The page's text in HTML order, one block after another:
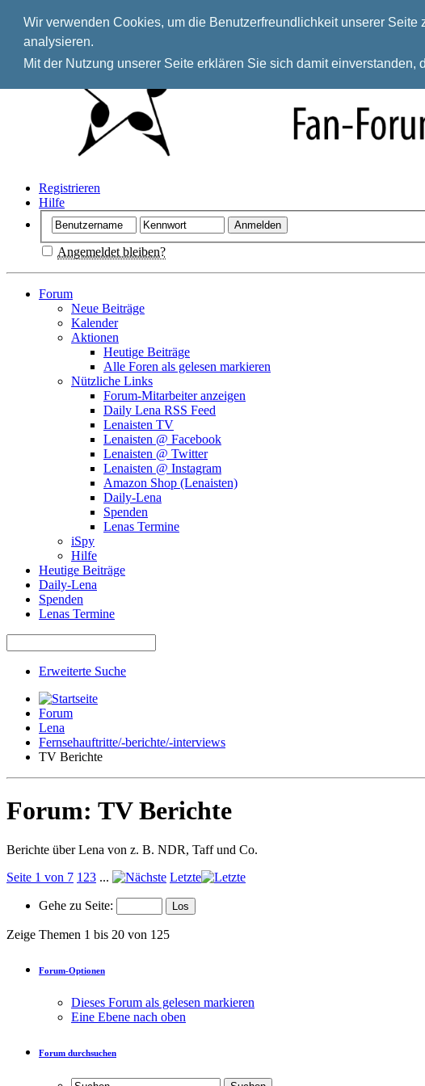
Wir verwenden Cookies, um die Benutzerfreundlichkeit unserer
analysieren.
Mit der Nutzung unserer Seite erklären Sie sich damit einverstanden,
Registrieren
Hilfe
Angemeldet bleiben?
Forum
Neue Beiträge
Kalender
Aktionen
Heutige Beiträge
Alle Foren als gelesen markieren
Nützliche Links
Forum-Mitarbeiter anzeigen
Daily Lena RSS Feed
Lenaisten TV
Lenaisten @ Facebook
Lenaisten @ Twitter
Lenaisten @ Instagram
Amazon Shop (Lenaisten)
Daily-Lena
Spenden
Lenas Termine
iSpy
Hilfe
Heutige Beiträge
Daily-Lena
Spenden
Lenas Termine
Erweiterte Suche
Forum
Lena
Fernsehauftritte/-berichte/-interviews
TV Berichte
Forum: TV Berichte
Berichte über Lena von z. B. NDR, Taff und Co.
Seite 1 von 7 123 ... Letzte
Gehe zu Seite:
Zeige Themen 1 bis 20 von 125
Forum-Optionen
Dieses Forum als gelesen markieren
Eine Ebene nach oben
Forum durchsuchen